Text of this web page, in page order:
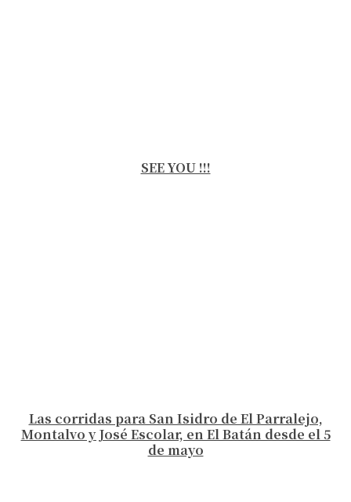
SEE YOU !!!
Las corridas para San Isidro de El Parralejo,
Montalvo y José Escolar, en El Batán desde el 5
de mayo